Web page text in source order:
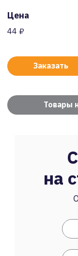
Цена
44 ₽
Заказать
Товары
на